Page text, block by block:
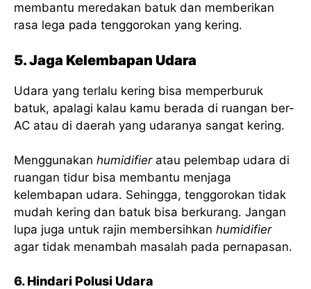
membantu meredakan batuk dan memberikan
rasa lega pada tenggorokan yang kering.
5. Jaga Kelembapan Udara
Udara yang terlalu kering bisa memperburuk
batuk, apalagi kalau kamu berada di ruangan ber-
AC atau di daerah yang udaranya sangat kering.
Menggunakan humidifieratau pelembap udara di
ruangan tidur bisa membantu menjaga
kelembapan udara. Sehingga, tenggorokan tidak
mudah kering dan batuk bisa berkurang. Jangan
lupa juga untuk rajin membersihkan humidifier
agar tidak menambah masalah pada pernapasan.
6. Hindari Polusi Udara